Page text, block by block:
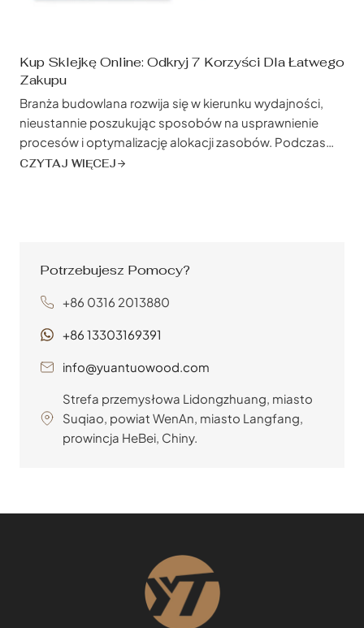
Kup Sklejkę Online: Odkryj 7 Korzyści Dla Łatwego
Zakupu
Branża budowlana rozwija się w kierunku wydajności,
nieustannie poszukując sposobów na usprawnienie
procesów i optymalizację alokacji zasobów. Podczas
gdy podziwiamy wysokie drapacze chmur i
CZYTAJ WIĘCEJ
Potrzebujesz Pomocy?
+86 0316 2013880
+86 13303169391
info@yuantuowood.com
Strefa przemysłowa Lidongzhuang, miasto
Suqiao, powiat WenAn, miasto Langfang,
prowincja HeBei, Chiny.